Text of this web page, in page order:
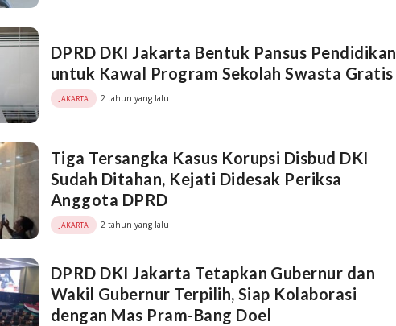
DPRD DKI Jakarta Bentuk Pansus Pendidikan
untuk Kawal Program Sekolah Swasta Gratis
JAKARTA 2 tahun yang lalu
Tiga Tersangka Kasus Korupsi Disbud DKI
Sudah Ditahan, Kejati Didesak Periksa
Anggota DPRD
JAKARTA 2 tahun yang lalu
DPRD DKI Jakarta Tetapkan Gubernur dan
Wakil Gubernur Terpilih, Siap Kolaborasi
dengan Mas Pram-Bang Doel